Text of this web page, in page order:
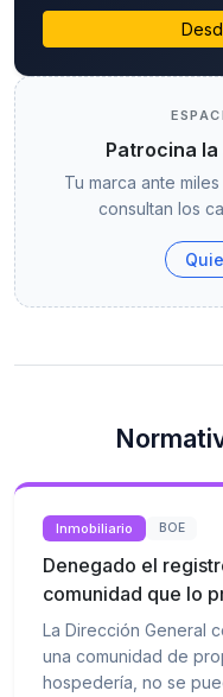
Patrocina
Tu marca ante
consultan los
Inmobiliario BOE
Denegado el
comunidad que lo
La Dirección General
una comunidad de
hospedería, no se